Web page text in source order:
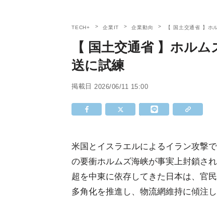
TECH+ 企業IT 企業動向 【 国土交通省 】ホ
【 国土交通省 】ホル
送に試練
掲載日 2026/06/11 15:00
米国とイスラエルによるイラン攻撃
の要衝ホルムズ海峡が事実上封鎖さ
超を中東に依存してきた日本は、官
多角化を推進し、物流網維持に傾注し